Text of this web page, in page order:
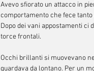
Avevo sfiorato un attacco in
comportamento che fece
Dopo dei vani appostamenti
torce frontali.
Occhi brillanti si muovevano
guardava da lontano. Per un